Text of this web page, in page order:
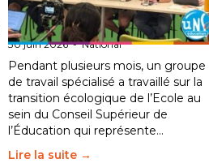
l’éducation : l’UNSA Éducation
fait bouger les lignes
30 juin 2026-National
Pendant plusieurs mois, un groupe
de travail spécialisé a travaillé sur la
transition écologique de l’Ecole au
sein du Conseil Supérieur de
l’Éducation qui représente…
Lire la suite →